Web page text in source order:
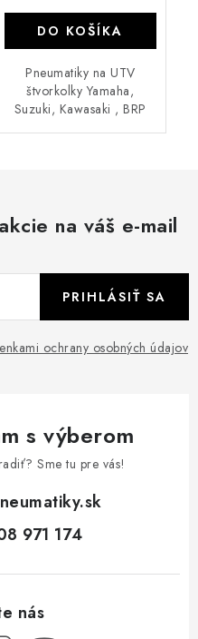
DO KOŠÍKA
Pneumatiky na UTV
štvorkolky Yamaha,
Suzuki, Kawasaki , BRP
na váš e-mail
ochrany osobných údajov
PRIHLÁSIŤ SA
s výberom
Sme tu pre vás!
971 174